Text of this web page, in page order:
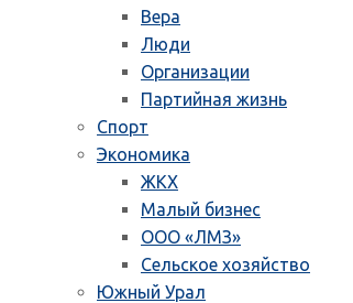
Вера
Люди
Организации
Партийная жизнь
Спорт
Экономика
ЖКХ
Малый бизнес
ООО «ЛМЗ»
Сельское хозяйство
Южный Урал